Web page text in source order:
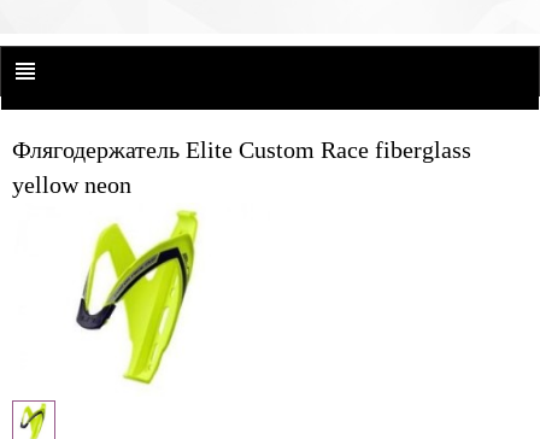
Флягодержатель Elite Custom Race fiberglass
yellow neon